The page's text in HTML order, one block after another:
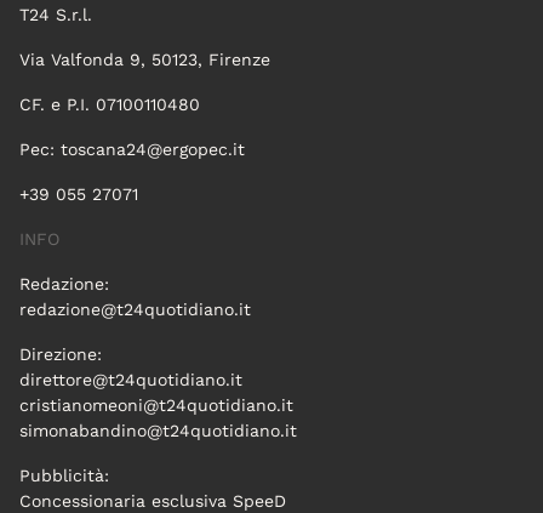
T24 S.r.l.
Via Valfonda 9, 50123, Firenze
CF. e P.I. 07100110480
Pec: toscana24@ergopec.it
+39 055 27071
INFO
Redazione:
redazione@t24quotidiano.it
Direzione:
direttore@t24quotidiano.it
cristianomeoni@t24quotidiano.it
simonabandino@t24quotidiano.it
Pubblicità:
Concessionaria esclusiva SpeeD